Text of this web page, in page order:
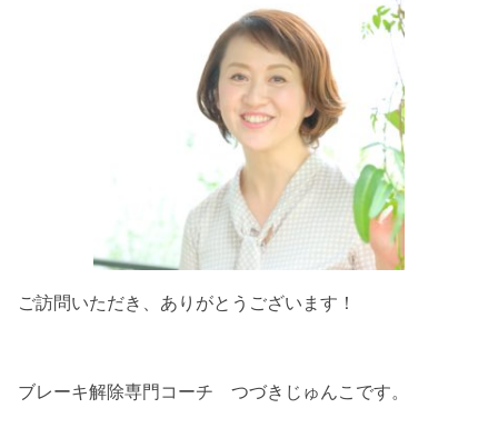
ご訪問いただき、ありがとうございます！
ブレーキ解除専門コーチ つづきじゅんこです。